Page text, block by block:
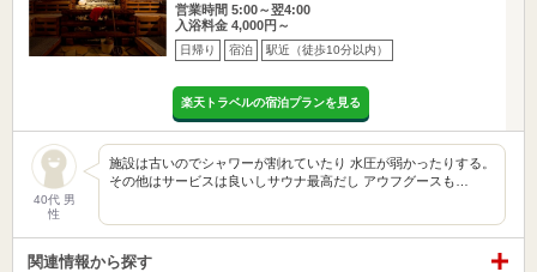
営業時間 5:00～翌4:00
入浴料金 4,000円～
日帰り 宿泊 駅近（徒歩10分以内）
楽天トラベルの宿泊プランを見る
40代 男
性
施設は古いのでシャワーが割れていたり 水圧が弱かったりする。
その他はサービスは良いしサウナ最高だし アウフグースも…
関連情報から探す